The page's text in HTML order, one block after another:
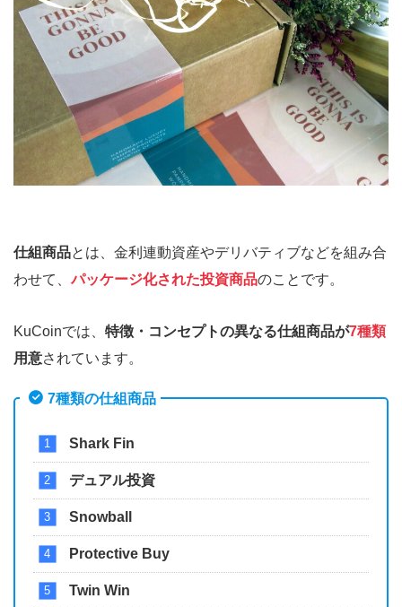
仕組商品とは、金利連動資産やデリバティブなどを組み合
わせて、パッケージ化された投資商品のことです。
KuCoinでは、 特徴・コンセプトの異なる仕組商品が7種類
用意されています。
7種類の仕組商品
Shark Fin
デュアル投資
Snowball
Protective Buy
Twin Win